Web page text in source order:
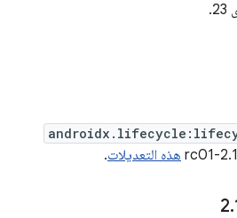
هذه التعديلات.
.